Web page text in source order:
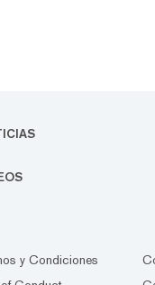
y Condiciones